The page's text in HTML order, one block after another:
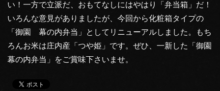
い！一方で立派だ、おもてなしにはやはり「弁当箱」だ！
いろんな意見がありましたが、今回から化粧箱タイプの
「御園 幕の内弁当」としてリニューアルしました。もち
ろんお米は庄内産「つや姫」です。ぜひ、一新した「御園
幕の内弁当」をご賞味下さいませ。